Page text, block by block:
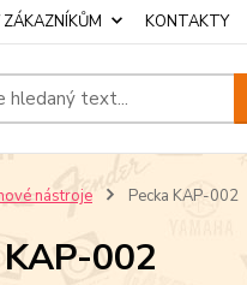
KONTAKTY
nástroje Pecka KAP-002
002